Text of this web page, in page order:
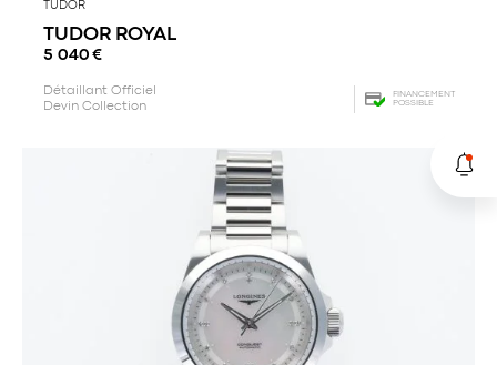
TUDOR
TUDOR ROYAL
5 040 €
Détaillant Officiel
Devin Collection
FINANCEMENT
POSSIBLE